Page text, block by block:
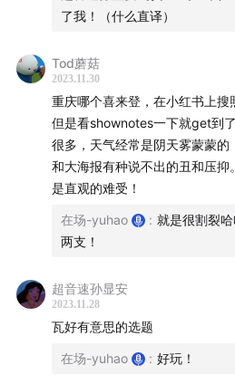
🎨图像资料
十大丑陋建筑评选
了我！（什么直译）
Tod蘑菇
2023.11.30
重庆哪个喜来登，在小红书上搜
但是看shownotes一下就get到
很多，天气经常是阴天雾蒙蒙
和大海报有种说不出的丑和压
是直观的难受！
在场-yuhao : 就是很割裂
两支！
超音速孙显安
2023.11.28
瓦好有意思的选题
在场-yuhao : 好玩！